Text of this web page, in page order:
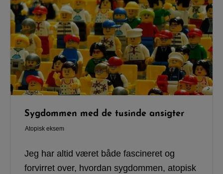
Sygdommen med de tusinde ansigter
Atopisk eksem
Jeg har altid været både fascineret og
forvirret over, hvordan sygdommen, atopisk